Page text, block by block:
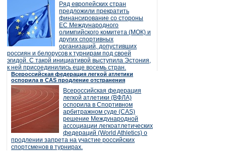
Ряд европейских стран
предложили прекратить
финансирование со стороны
ЕС Международного
олимпийского комитета (МОК) и
других спортивных
организаций, допустивших
россиян и белорусов к турнирам под своей
эгидой. С такой инициативой выступила Эстония,
к ней присоединились еще восемь стран.
Всероссийская федерация легкой атлетики
оспорила в CAS продление отстранения
Всероссийская федерация
легкой атлетики (ВФЛА)
оспорила в Спортивном
арбитражном суде (CAS)
решение Международной
ассоциации легкоатлетических
федераций (World Athletics) о
продлении запрета на участие российских
спортсменов в турнирах.